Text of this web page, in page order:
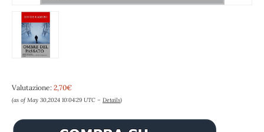
Valutazione: 2,70€
(as of May 30,2024 10:04:29 UTC – Details)